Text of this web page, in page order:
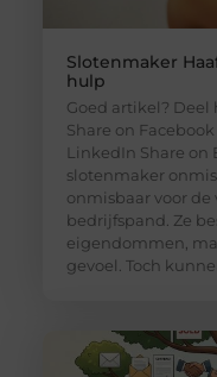
Slotenmaker
hulp
Goed artikel? Deel
Share on
LinkedIn Share on
slotenmaker
onmisbaar voor
bedrijfspand. Ze
eigendommen,
gevoel. Toch